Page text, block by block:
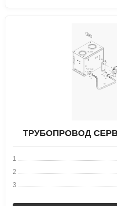
ТРУБОПРОВОД
1
2
3